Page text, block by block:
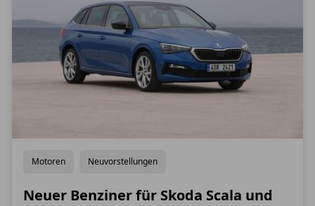
Motoren Neuvorstellungen
Neuer Benziner für Skoda Scala und